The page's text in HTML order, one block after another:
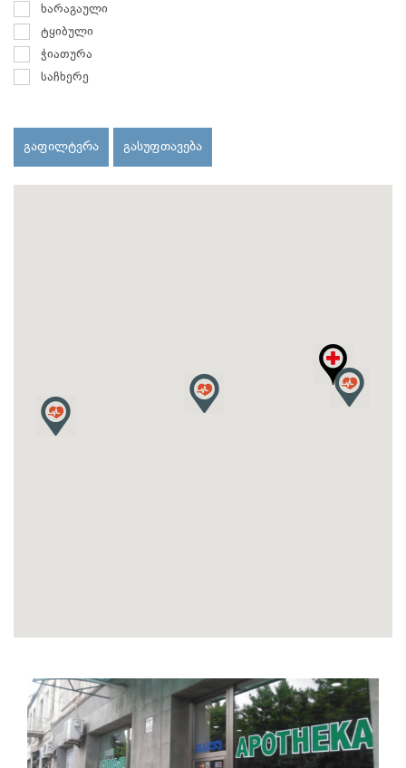
ხარაგაული
ტყიბული
ჭიათურა
საჩხერე
გაფილტვრა გასუფთავება